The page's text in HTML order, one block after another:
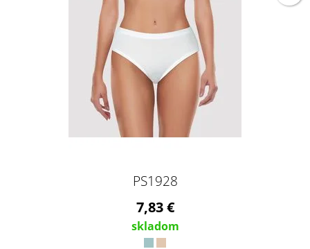
PS1928
7,83 €
skladom